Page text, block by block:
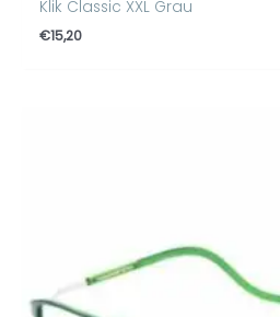
Klik Classic XXL Grau
€15,20